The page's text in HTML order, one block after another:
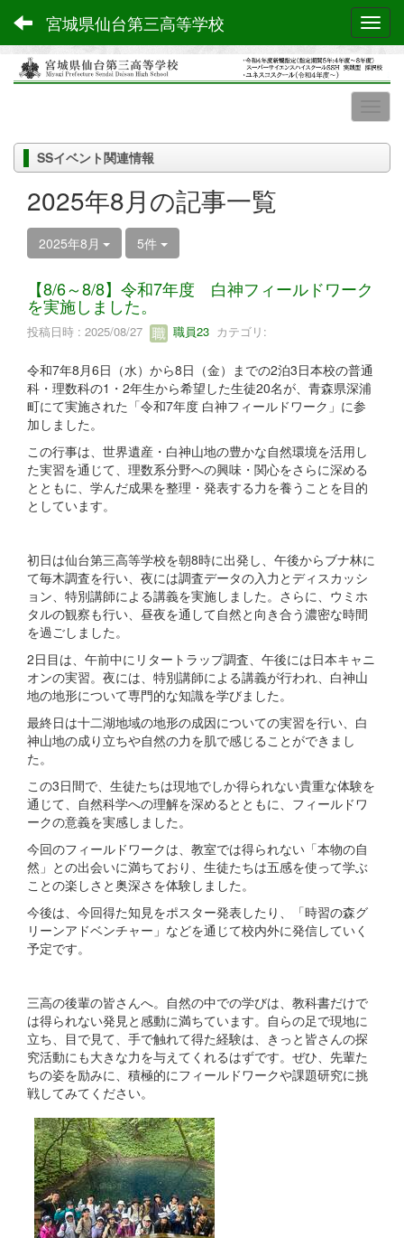
宮城県仙台第三高等学校
SSイベント関連情報
2025年8月の記事一覧
2025年8月 5件
【8/6～8/8】令和7年度 白神フィールドワーク
を実施しました。
投稿日時 : 2025/08/27 職員23 カテゴリ:
令和7年8月6日（水）から8日（金）までの2泊3日本校の普通
科・理数科の1・2年生から希望した生徒20名が、青森県深浦
町にて実施された「令和7年度 白神フィールドワーク」に参
加しました。
この行事は、世界遺産・白神山地の豊かな自然環境を活用し
た実習を通じて、理数系分野への興味・関心をさらに深める
とともに、学んだ成果を整理・発表する力を養うことを目的
としています。
初日は仙台第三高等学校を朝8時に出発し、午後からブナ林に
て毎木調査を行い、夜には調査データの入力とディスカッシ
ョン、特別講師による講義を実施しました。さらに、ウミホ
タルの観察も行い、昼夜を通して自然と向き合う濃密な時間
を過ごしました。
2日目は、午前中にリタートラップ調査、午後には日本キャニ
オンの実習。夜には、特別講師による講義が行われ、白神山
地の地形について専門的な知識を学びました。
最終日は十二湖地域の地形の成因についての実習を行い、白
神山地の成り立ちや自然の力を肌で感じることができまし
た。
この3日間で、生徒たちは現地でしか得られない貴重な体験を
通じて、自然科学への理解を深めるとともに、フィールドワ
ークの意義を実感しました。
今回のフィールドワークは、教室では得られない「本物の自
然」との出会いに満ちており、生徒たちは五感を使って学ぶ
ことの楽しさと奥深さを体験しました。
今後は、今回得た知見をポスター発表したり、「時習の森グ
リーンアドベンチャー」などを通じて校内外に発信していく
予定です。
三高の後輩の皆さんへ。自然の中での学びは、教科書だけで
は得られない発見と感動に満ちています。自らの足で現地に
立ち、目で見て、手で触れて得た経験は、きっと皆さんの探
究活動にも大きな力を与えてくれるはずです。ぜひ、先輩た
ちの姿を励みに、積極的にフィールドワークや課題研究に挑
戦してみてください。